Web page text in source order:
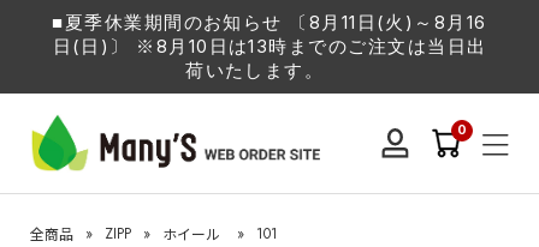
■夏季休業期間のお知らせ 〔8月11日(火)～8月16
日(日)〕 ※8月10日は13時までのご注文は当日出
荷いたします。
0
全商品 » ZIPP » ホイール » 101